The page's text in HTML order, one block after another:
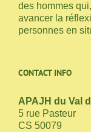
des hommes
avancer la
personnes en
CONTACT INFO
APAJH du Val
5 rue Pasteur
CS 50079